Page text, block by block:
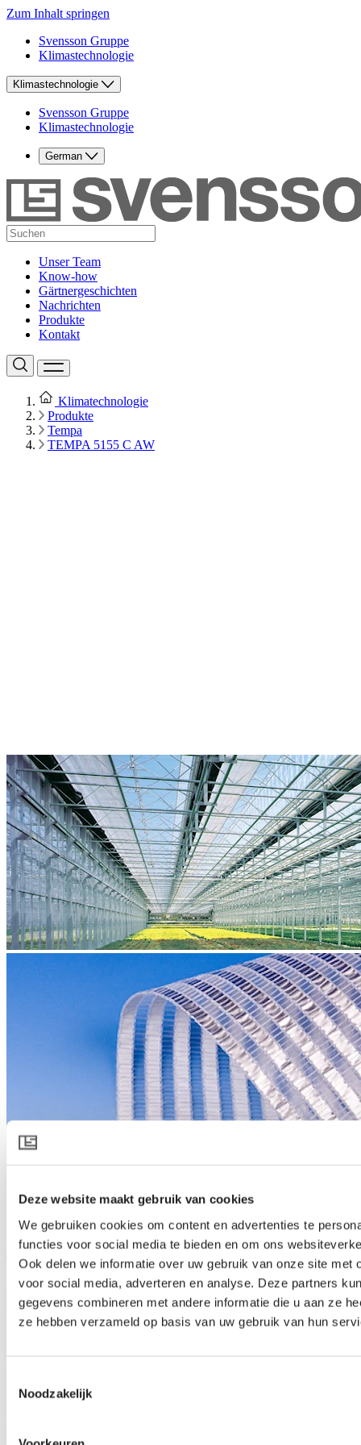
Deze website maakt gebruik van cookies
We gebruiken cookies om content en advertenties te
functies voor social media te bieden en om ons
Ook delen we informatie over uw gebruik van onze site met
voor social media, adverteren en analyse. Deze partners
gegevens combineren met andere informatie die u aan ze
ze hebben verzameld op basis van uw gebruik van hun
Noodzakelijk
Zum Inhalt springen
Svensson Gruppe
Klimastechnologie
Klimastechnologie
Svensson Gruppe
Klimastechnologie
German
Unser Team
Know-how
Gärtnergeschichten
Nachrichten
Produkte
Kontakt
Klimatechnologie
Produkte
Tempa
TEMPA 5155 C AW
TEMPA 5155 C AW
Produktspezifikation herunterladen
Produktbeschreibung
Energieeinsparung und Schattierung für offene
indem er die Vorteile eine offenen Dachstruktur durch
Energieeinsparung und Sonnenreflexion verstärkt. Während des